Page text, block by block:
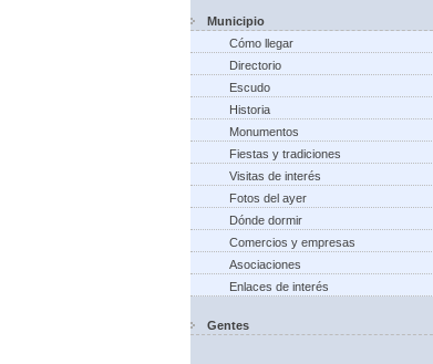
Municipio
Cómo llegar
Directorio
Escudo
Historia
Monumentos
Fiestas y tradiciones
Visitas de interés
Fotos del ayer
Dónde dormir
Comercios y empresas
Asociaciones
Enlaces de interés
Gentes